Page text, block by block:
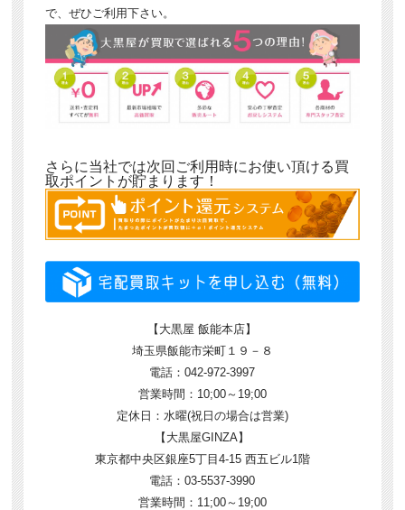
で、ぜひご利用下さい。
さらに当社では次回ご利用時にお使い頂ける買
取ポイントが貯まります！
【大黒屋 飯能本店】
埼玉県飯能市栄町１９－８
電話：042-972-3997
営業時間：10;00～19;00
定休日：水曜(祝日の場合は営業)
【大黒屋GINZA】
東京都中央区銀座5丁目4-15 西五ビル1階
電話：03-5537-3990
営業時間：11;00～19;00